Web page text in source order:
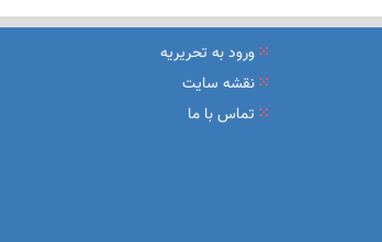
عقد تفاهم نامه عرضه محصول «مستمری
ورود به تحریریه
نقشه سایت
تماس با ما